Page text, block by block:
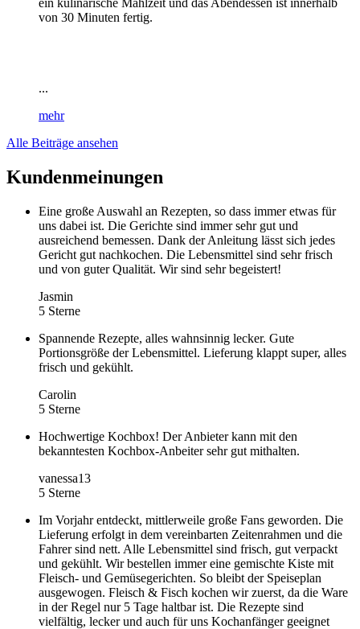
von 30 Minuten fertig.
...
mehr
Alle Beiträge ansehen
Kundenmeinungen
Eine große Auswahl an Rezepten, so dass immer etwas für
uns dabei ist. Die Gerichte sind immer sehr gut und
ausreichend bemessen. Dank der Anleitung lässt sich jedes
Gericht gut nachkochen. Die Lebensmittel sind sehr frisch
und von guter Qualität. Wir sind sehr begeistert!
Jasmin
5 Sterne
Spannende Rezepte, alles wahnsinnig lecker. Gute
Portionsgröße der Lebensmittel. Lieferung klappt super, alles
frisch und gekühlt.
Carolin
5 Sterne
Hochwertige Kochbox! Der Anbieter kann mit den
bekanntesten Kochbox-Anbeiter sehr gut mithalten.
vanessa13
5 Sterne
Im Vorjahr entdeckt, mittlerweile große Fans geworden. Die
Lieferung erfolgt in dem vereinbarten Zeitenrahmen und die
Fahrer sind nett. Alle Lebensmittel sind frisch, gut verpackt
und gekühlt. Wir bestellen immer eine gemischte Kiste mit
Fleisch- und Gemüsegerichten. So bleibt der Speiseplan
ausgewogen. Fleisch & Fisch kochen wir zuerst, da die Ware
in der Regel nur 5 Tage haltbar ist. Die Rezepte sind
vielfältig, lecker und auch für uns Kochanfänger geeignet